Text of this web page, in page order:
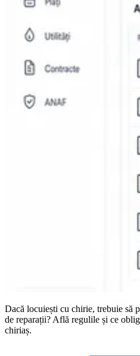
Dacă locuiești cu chirie, trebuie să
de reparații? Află regulile și ce
chiriaș.